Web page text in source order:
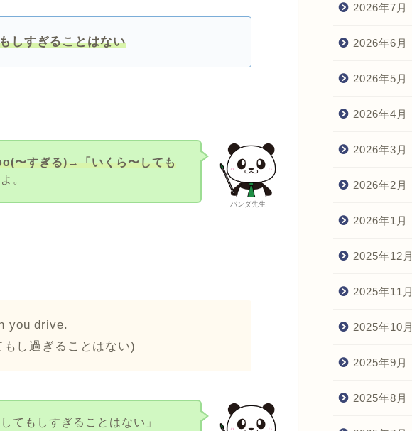
しすぎることはない
パンダ先生
〜すぎる)→「いくら〜しても
。
you drive.
し過ぎることはない)
てもしすぎることはない」
2026年7月
2026年6月
2026年5月
2026年4月
2026年3月
2026年2月
2026年1月
2025年12月
2025年11月
2025年10月
2025年9月
2025年8月